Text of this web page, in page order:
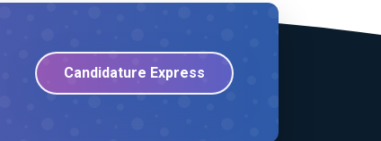
Candidature Express